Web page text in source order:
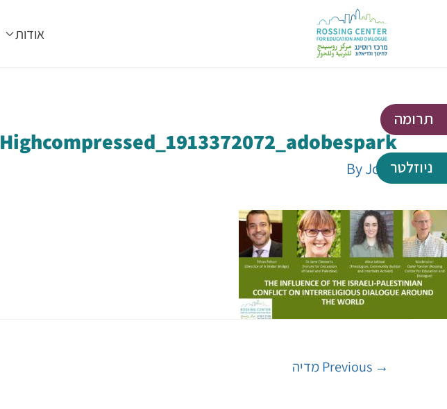
אודות
Highcompressed_1913372072_adobespark
ByJohn
→ Previous מדיה
תרומה
ניוזלטר